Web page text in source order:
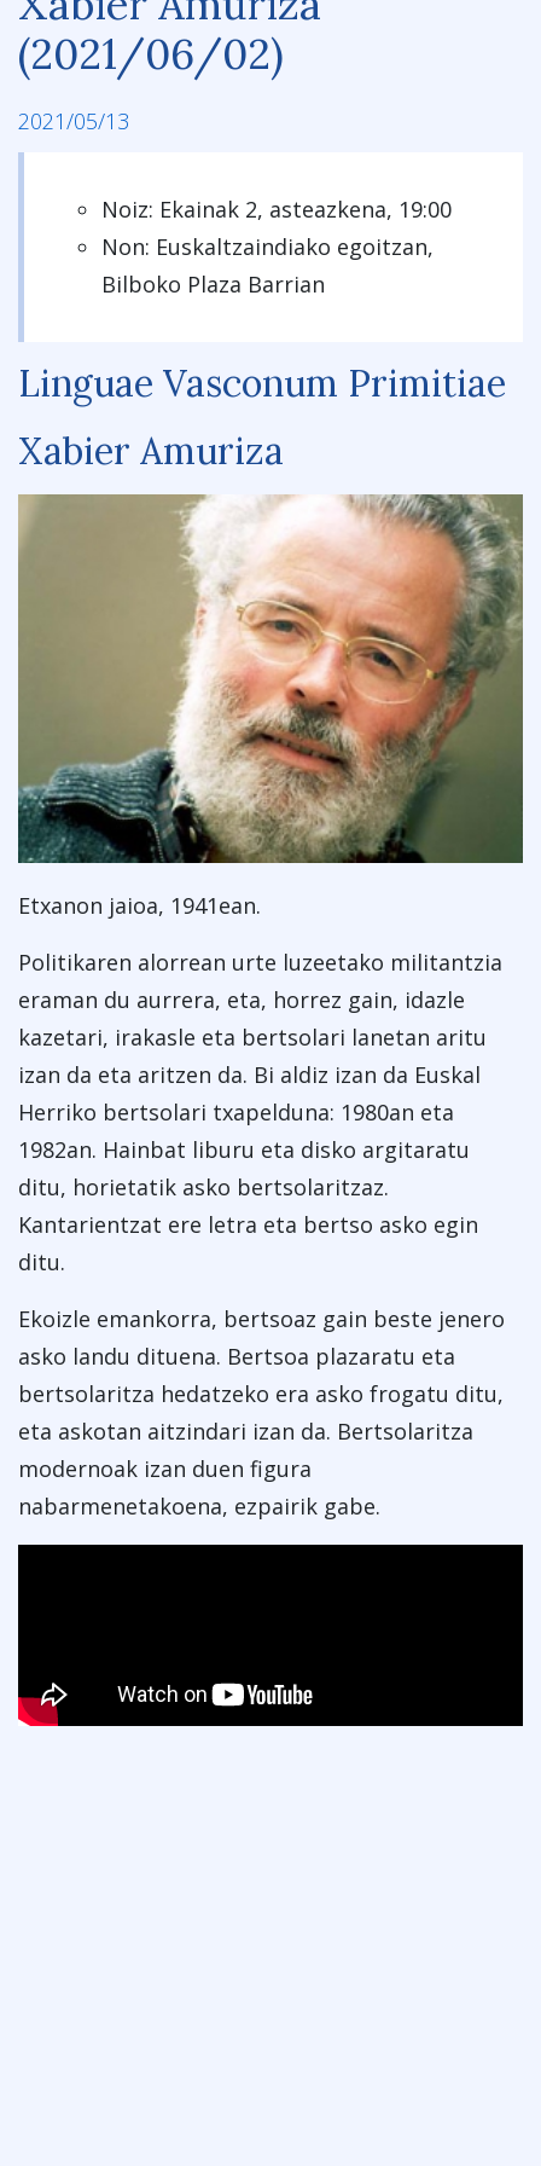
(2021/06/02)
2021/05/13
Noiz: Ekainak 2, asteazkena, 19:00
Non: Euskaltzaindiako egoitzan,
Bilboko Plaza Barrian
Linguae Vasconum Primitiae
Xabier Amuriza
Etxanon jaioa, 1941ean.
Politikaren alorrean urte luzeetako militantzia
eraman du aurrera, eta, horrez gain, idazle
kazetari, irakasle eta bertsolari lanetan aritu
izan da eta aritzen da. Bi aldiz izan da Euskal
Herriko bertsolari txapelduna: 1980an eta
1982an. Hainbat liburu eta disko argitaratu
ditu, horietatik asko bertsolaritzaz.
Kantarientzat ere letra eta bertso asko egin
ditu.
Ekoizle emankorra, bertsoaz gain beste jenero
asko landu dituena. Bertsoa plazaratu eta
bertsolaritza hedatzeko era asko frogatu ditu,
eta askotan aitzindari izan da. Bertsolaritza
modernoak izan duen figura
nabarmenetakoena, ezpairik gabe.